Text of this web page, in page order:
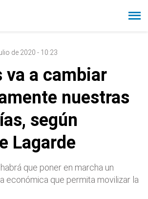
de 2020 - 10:23
va a cambiar
nuestras
según
Lagarde
que poner en marcha un
económica que permita movilizar la